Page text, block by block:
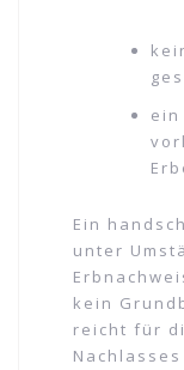
Ein
unter
kein
reicht für